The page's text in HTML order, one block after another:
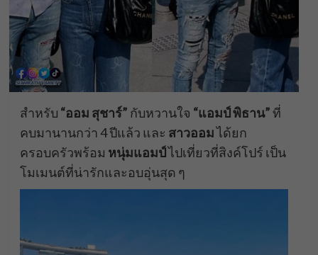
สำหรับ “ออม สุชาร์” กับหวานใจ “แอมป์ พิธาน”ที่
คบมานานกว่า 4 ปีแล้ว และ สาวออมได้ยก
ครอบครัวพร้อม หนุ่มแอมป์ไปเที่ยวที่สิงค์โปร์ เป็น
โมเมนต์ที่น่ารักและอบอุ่นสุด ๆ